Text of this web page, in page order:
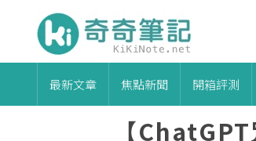
最新文章 焦點新聞 開箱評測
【